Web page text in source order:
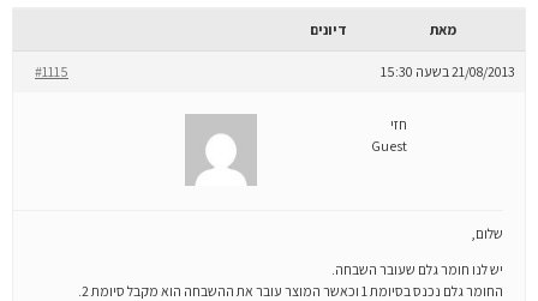
מאת דיונים
21/08/2013 בשעה 15:30 #1115
חזי
Guest
שלום,
יש לנו חומר גלם שעובר השבחה.
החומר גלם נכנס בסיומת 1 וכאשר המוצר עובר את ההשבחה הוא מקבל סיומת 2.